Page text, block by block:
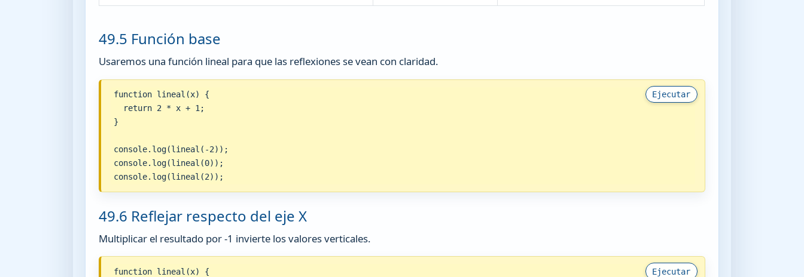
49.5 Función base
Usaremos una función lineal para que las reflexiones se vean con claridad.
Ejecutar
function lineal(x) {
  return 2 * x + 1;
}
console.log(lineal(-2));
console.log(lineal(0));
console.log(lineal(2));
49.6 Reflejar respecto del eje X
Multiplicar el resultado por -1 invierte los valores verticales.
Ejecutar
function lineal(x) {